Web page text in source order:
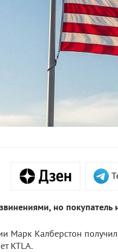
но покупатель
Калберстон получил
KTLA.